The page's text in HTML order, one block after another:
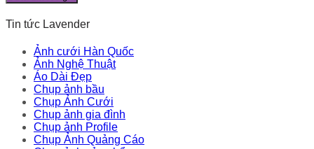
Tin tức Lavender
Ảnh cưới Hàn Quốc
Ảnh Nghệ Thuật
Áo Dài Đẹp
Chụp ảnh bầu
Chụp Ảnh Cưới
Chụp ảnh gia đình
Chụp ảnh Profile
Chụp Ảnh Quảng Cáo